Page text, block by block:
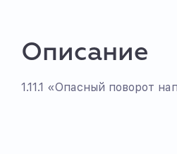
Описание
1.11.1 «Опасный поворот